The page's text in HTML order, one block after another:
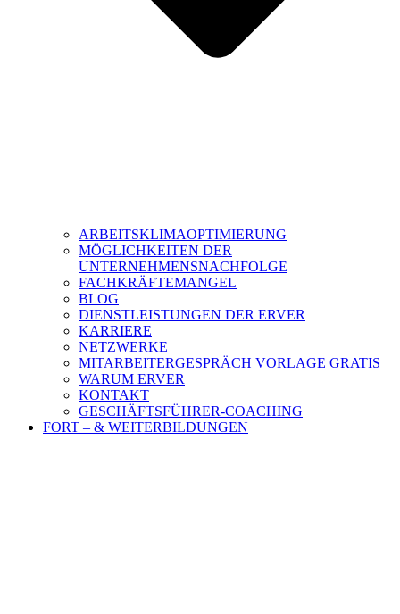
ARBEITSKLIMAOPTIMIERUNG
MÖGLICHKEITEN DER
UNTERNEHMENSNACHFOLGE
FACHKRÄFTEMANGEL
BLOG
DIENSTLEISTUNGEN DER ERVER
KARRIERE
NETZWERKE
MITARBEITERGESPRÄCH VORLAGE GRATIS
WARUM ERVER
KONTAKT
GESCHÄFTSFÜHRER-COACHING
FORT – & WEITERBILDUNGEN